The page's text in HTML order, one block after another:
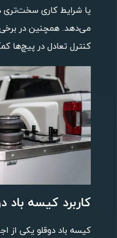
یا شرایط کاری سخت‌تری
می‌دهد. همچنین در
کنترل تعادل در پیچ‌ها
کاربرد کیسه باد
کیسه باد دوقلو یکی از